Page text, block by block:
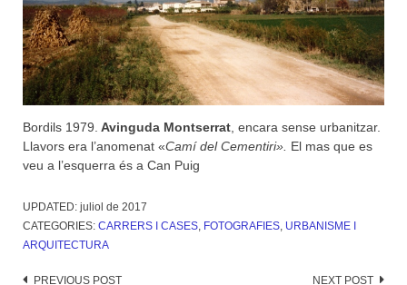
Bordils 1979. Avinguda Montserrat, encara sense urbanitzar.
Llavors era l’anomenat «Camí del Cementiri». El mas que es
veu a l’esquerra és a Can Puig
UPDATED: juliol de 2017
CATEGORIES: CARRERS I CASES, FOTOGRAFIES, URBANISME I
ARQUITECTURA
PREVIOUS POST NEXT POST